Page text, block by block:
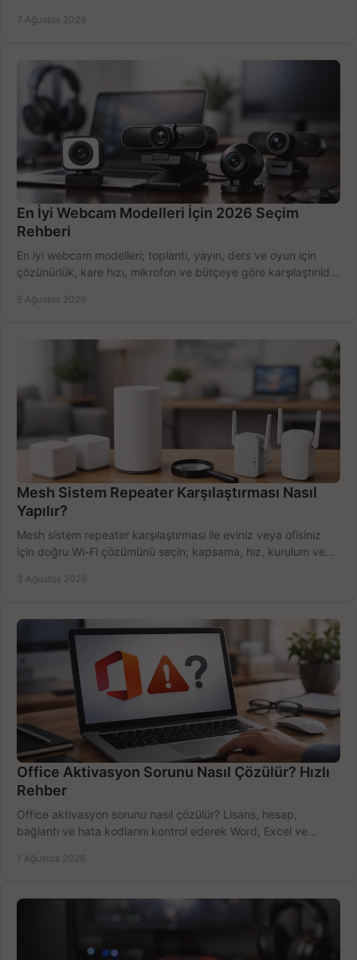
7 Ağustos 2026
En İyi Webcam Modelleri İçin 2026 Seçim
Rehberi
En iyi webcam modelleri; toplantı, yayın, ders ve oyun için
çözünürlük, kare hızı, mikrofon ve bütçeye göre karşılaştırıldı.
5 Ağustos 2026
Mesh Sistem Repeater Karşılaştırması Nasıl
Yapılır?
Mesh sistem repeater karşılaştırması ile eviniz veya ofisiniz
için doğru Wi-Fi çözümünü seçin; kapsama, hız, kurulum ve
3 Ağustos 2026
Office Aktivasyon Sorunu Nasıl Çözülür? Hızlı
Rehber
Office aktivasyon sorunu nasıl çözülür? Lisans, hesap,
bağlantı ve hata kodlarını kontrol ederek Word, Excel ve
1 Ağustos 2026